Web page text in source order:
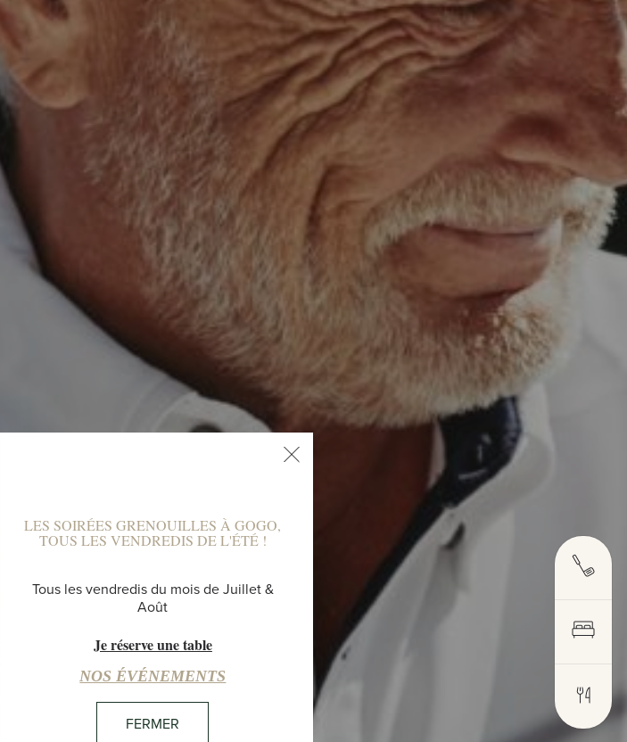
CIEL DÉGAGÉ
LES SOIRÉES GRENOUILLES À GOGO,
TOUS LES VENDREDIS DE L'ÉTÉ !
Tous les vendredis du mois de Juillet &
Août
Je réserve une table
NOS ÉVÉNEMENTS
FERMER